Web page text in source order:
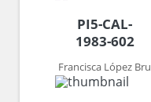
PI5-CAL-
1983-602
Francisca López Bru